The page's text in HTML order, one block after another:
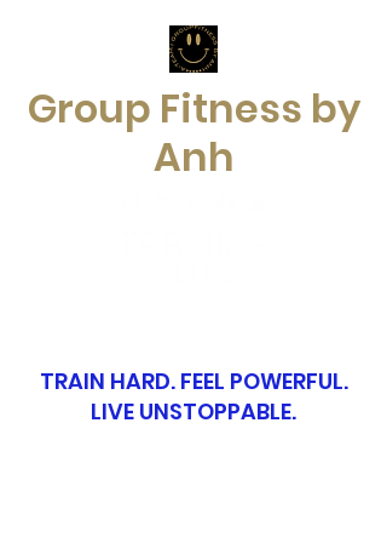
Group Fitness by
Anh
TRAIN HARD. FEEL POWERFUL.
LIVE UNSTOPPABLE.